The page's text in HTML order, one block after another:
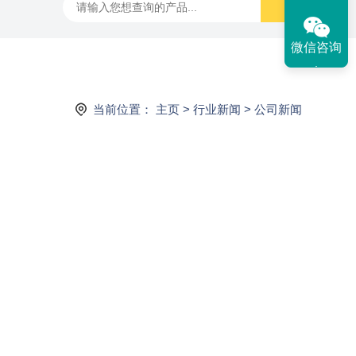
当前位置： 主页> 行业新闻 > 公司新闻
微信咨询